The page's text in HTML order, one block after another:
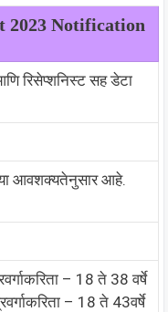
2023 Notification
रिसेप्शनिस्ट सह डेटा
आवशक्यतेनुसार आहे.
– 18 ते 38 वर्षे
– 18 ते 43वर्षे